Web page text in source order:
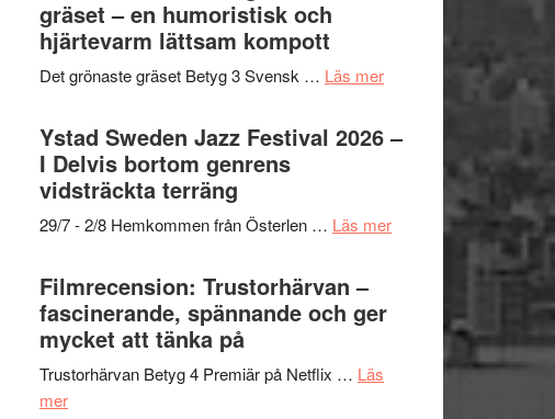
Frankenshtey
–
med
Mulder
och
Kulturs
gräset – en humoristisk och
hjärtevarm lättsam kompott
Det grönaste gräset Betyg 3 Svensk … Läs merom
en
hjärtevarm
Ystad Sweden Jazz Festival 2026 –
I Delvis bortom genrens
vidsträckta terräng
29/7 - 2/8 Hemkommen från Österlen … Läs merom
Festival
Filmrecension: Trustorhärvan –
fascinerande, spännande och ger
mycket att tänka på
Trustorhärvan Betyg 4 Premiär på Netflix … Läs
merom